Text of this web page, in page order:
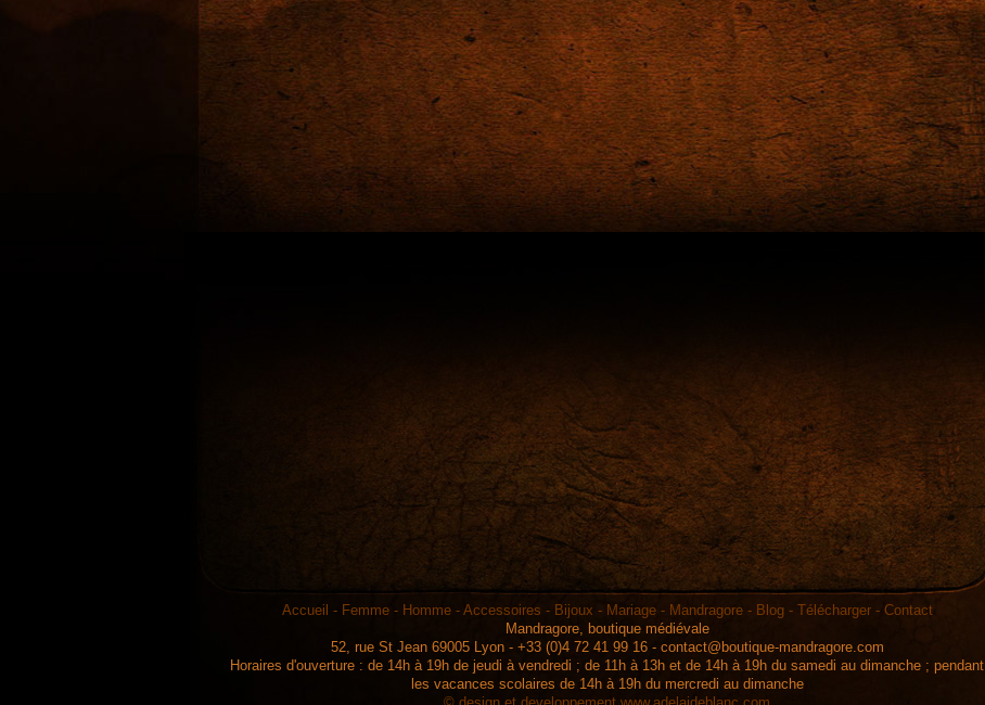
Accueil - Femme- Homme- Accessoires - Bijoux - Mariage- Mandragore- Blog- Télécharger- Contact
Mandragore, boutique médiévale
52, rue St Jean 69005 Lyon - +33 (0)4 72 41 99 16 - contact@boutique-mandragore.com
Horaires d'ouverture : de 14h à 19h de jeudi à vendredi ; de 11h à 13h et de 14h à 19h du samedi au dimanche ; pendant
les vacances scolaires de 14h à 19h du mercredi au dimanche